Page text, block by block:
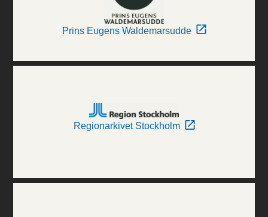
Prins Eugens Waldemarsudde
Regionarkivet Stockholm